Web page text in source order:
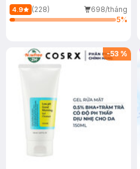
500ml
4.9 (228)
698/tháng
5%
-53 %